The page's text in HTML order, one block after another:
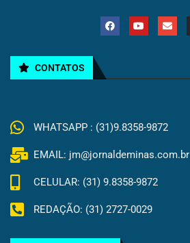
CONTATOS
WHATSAPP : (31)9.8358-9872
EMAIL: jm@jornaldeminas.com.br
CELULAR: (31) 9.8358-9872
REDAÇÃO: (31) 2727-0029